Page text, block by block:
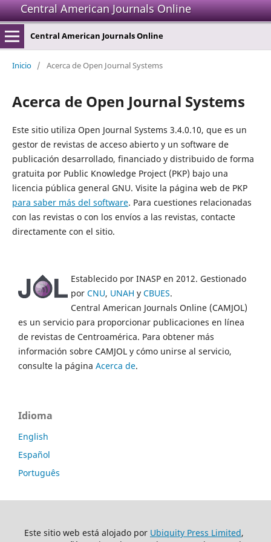
Central American Journals Online
Central American Journals Online
Inicio / Acerca de Open Journal Systems
Acerca de Open Journal Systems
Este sitio utiliza Open Journal Systems 3.4.0.10, que es un
gestor de revistas de acceso abierto y un software de
publicación desarrollado, financiado y distribuido de forma
gratuita por Public Knowledge Project (PKP) bajo una
licencia pública general GNU. Visite la página web de PKP
para saber más del software. Para cuestiones relacionadas
con las revistas o con los envíos a las revistas, contacte
directamente con el sitio.
Establecido por INASP en 2012. Gestionado
por CNU, UNAH y CBUES.
Central American Journals Online (CAMJOL)
es un servicio para proporcionar publicaciones en línea
de revistas de Centroamérica. Para obtener más
información sobre CAMJOL y cómo unirse al servicio,
consulte la página Acerca de.
Idioma
English
Español
Português
Este sitio web está alojado por Ubiquity Press Limited,